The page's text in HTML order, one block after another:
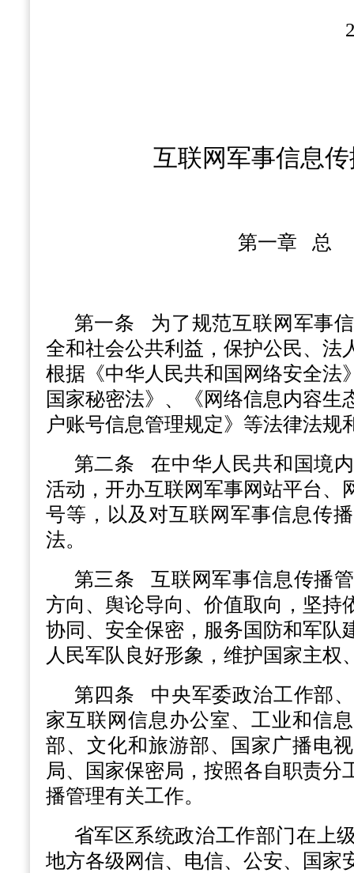
互联网军事信息
第一章
第一条 为了规范互联网军事
全和社会公共利益，保护公民、法
根据《中华人民共和国网络安全法
国家秘密法》、《网络信息内容生
户账号信息管理规定》等法律法规
第二条 在中华人民共和国境
活动，开办互联网军事网站平台、
号等，以及对互联网军事信息传
法。
第三条 互联网军事信息传播
方向、舆论导向、价值取向，坚持
协同、安全保密，服务国防和军队
人民军队良好形象，维护国家主权
第四条 中央军委政治工作部
家互联网信息办公室、工业和信
部、文化和旅游部、国家广播电
局、国家保密局，按照各自职责分
播管理有关工作。
省军区系统政治工作部门在上
地方各级网信、电信、公安、国家